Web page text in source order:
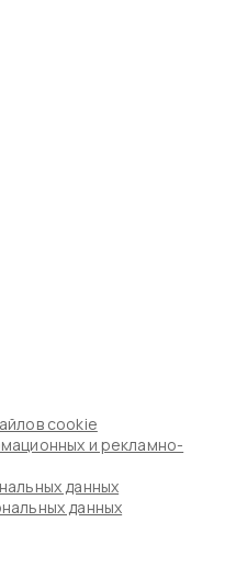
cookie
и рекламно-
данных
данных